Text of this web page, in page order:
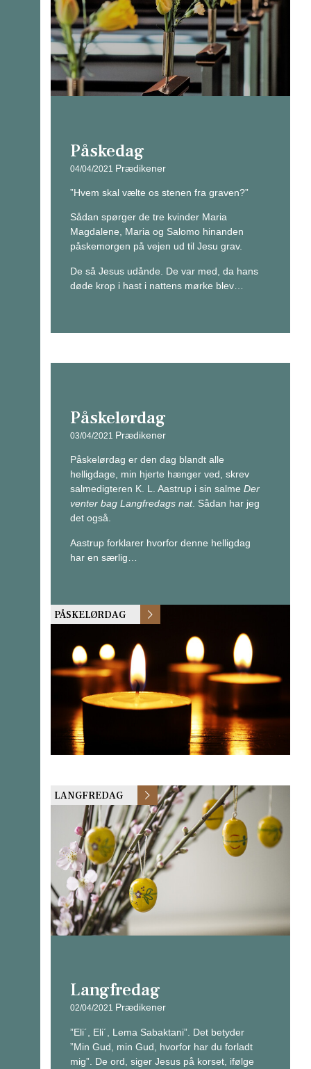
Påskedag
04/04/2021 Prædikener
”Hvem skal vælte os stenen fra graven?”
Sådan spørger de tre kvinder Maria
Magdalene, Maria og Salomo hinanden
påskemorgen på vejen ud til Jesu grav.
De så Jesus udånde. De var med, da hans
døde krop i hast i nattens mørke blev…
Påskelørdag
03/04/2021 Prædikener
Påskelørdag er den dag blandt alle
helligdage, min hjerte hænger ved, skrev
salmedigteren K. L. Aastrup i sin salme Der
venter bag Langfredags nat. Sådan har jeg
det også.
Aastrup forklarer hvorfor denne helligdag
har en særlig…
PÅSKELØRDAG
LANGFREDAG
Langfredag
02/04/2021 Prædikener
”Eli´, Eli´, Lema Sabaktani”. Det betyder
”Min Gud, min Gud, hvorfor har du forladt
mig”. De ord, siger Jesus på korset, ifølge